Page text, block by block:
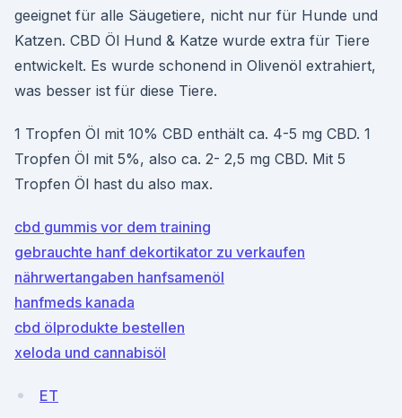
geeignet für alle Säugetiere, nicht nur für Hunde und
Katzen. CBD Öl Hund & Katze wurde extra für Tiere
entwickelt. Es wurde schonend in Olivenöl extrahiert,
was besser ist für diese Tiere.
1 Tropfen Öl mit 10% CBD enthält ca. 4-5 mg CBD. 1
Tropfen Öl mit 5%, also ca. 2- 2,5 mg CBD. Mit 5
Tropfen Öl hast du also max.
cbd gummis vor dem training
gebrauchte hanf dekortikator zu verkaufen
nährwertangaben hanfsamenöl
hanfmeds kanada
cbd ölprodukte bestellen
xeloda und cannabisöl
ET